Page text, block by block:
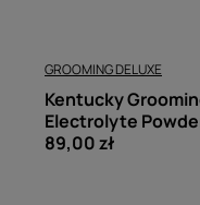
GROOMING DELUXE
Kentucky
Electrolyte
89,00 zł